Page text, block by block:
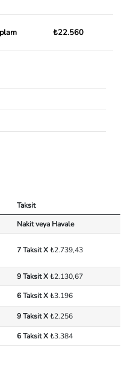
₺22.560
Taksit
Nakit veya Havale
7 Taksit X₺2.739,43
9 Taksit X₺2.130,67
6 Taksit X₺3.196
9 Taksit X₺2.256
6 Taksit X₺3.384